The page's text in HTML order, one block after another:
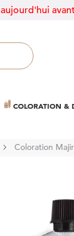
aujourd'hui
COLORATION &
Coloration